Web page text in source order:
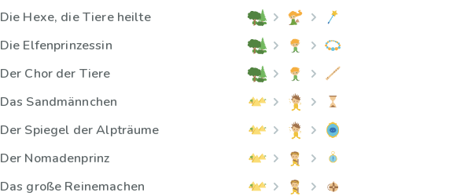
Die Hexe, die Tiere heilte
Die Elfenprinzessin
Der Chor der Tiere
Das Sandmännchen
Der Spiegel der Alpträume
Der Nomadenprinz
Das große Reinemachen